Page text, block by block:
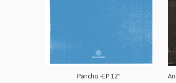
Pancho -EP 12"